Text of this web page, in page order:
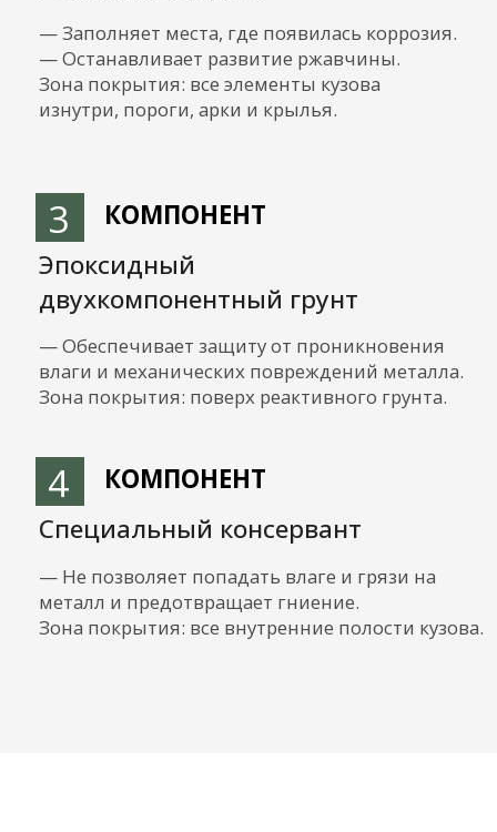
— 3 мм — Вспененная пароизоляционная
пленка с теплоотражающим покрытием.
— 25-40 мм — Полости, к которым необходим
доступ для обслуживания механизмов и
электроприборов, заполняются каменной
ватой.